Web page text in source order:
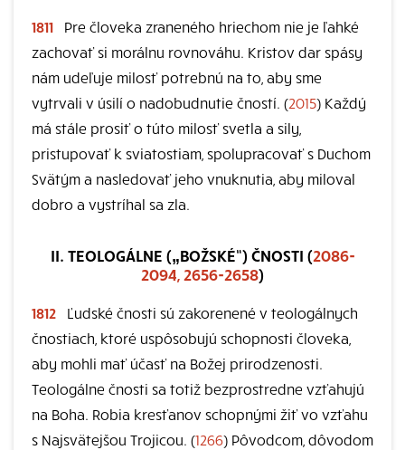
1811
Pre človeka zraneného hriechom nie je ľahké
zachovať si morálnu rovnováhu. Kristov dar spásy
nám udeľuje milosť potrebnú na to, aby sme
vytrvali v úsilí o nadobudnutie čností. (2015) Každý
má stále prosiť o túto milosť svetla a sily,
pristupovať k sviatostiam, spolupracovať s Duchom
Svätým a nasledovať jeho vnuknutia, aby miloval
dobro a vystríhal sa zla.
II. TEOLOGÁLNE („BOŽSKÉ“) ČNOSTI (2086-
2094, 2656-2658)
1812
Ľudské čnosti sú zakorenené v teologálnych
čnostiach, ktoré uspôsobujú schopnosti človeka,
aby mohli mať účasť na Božej prirodzenosti.
Teologálne čnosti sa totiž bezprostredne vzťahujú
na Boha. Robia kresťanov schopnými žiť vo vzťahu
s Najsvätejšou Trojicou. (1266) Pôvodcom, dôvodom